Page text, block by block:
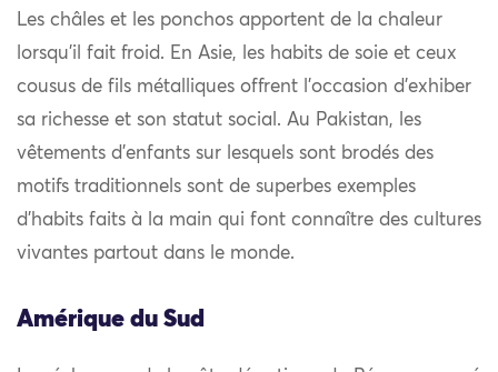
Les châles et les ponchos apportent de la chaleur
lorsqu’il fait froid. En Asie, les habits de soie et ceux
cousus de fils métalliques offrent l’occasion d’exhiber
sa richesse et son statut social. Au Pakistan, les
vêtements d’enfants sur lesquels sont brodés des
motifs traditionnels sont de superbes exemples
d’habits faits à la main qui font connaître des cultures
vivantes partout dans le monde.
Amérique du Sud